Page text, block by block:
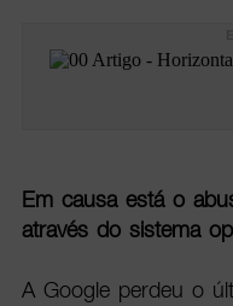
Em causa está o
através do sistema
A Google perdeu o